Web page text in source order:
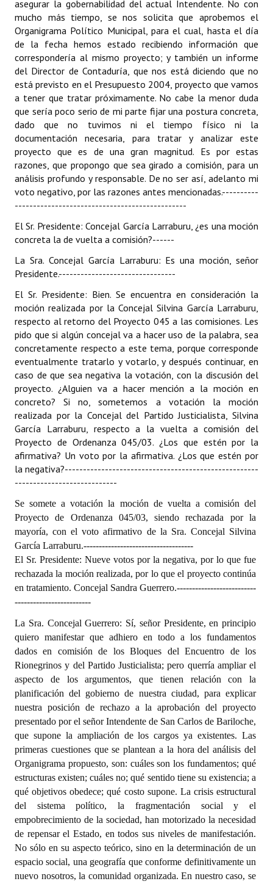
asegurar la gobernabilidad del actual Intendente. No con
mucho más tiempo, se nos solicita que aprobemos el
Organigrama Político Municipal, para el cual, hasta el día
de la fecha hemos estado recibiendo información que
correspondería al mismo proyecto; y también un informe
del Director de Contaduría, que nos está diciendo que no
está previsto en el Presupuesto 2004, proyecto que vamos
a tener que tratar próximamente. No cabe la menor duda
que sería poco serio de mi parte fijar una postura concreta,
dado que no tuvimos ni el tiempo físico ni la
documentación necesaria, para tratar y analizar este
proyecto que es de una gran magnitud. Es por estas
razones, que propongo que sea girado a comisión, para un
análisis profundo y responsable. De no ser así, adelanto mi
voto negativo, por las razones antes mencionadas.----------
-----------------------------------------------
El Sr. Presidente: Concejal García Larraburu, ¿es una moción
concreta la de vuelta a comisión?------
La Sra. Concejal García Larraburu: Es una moción, señor
Presidente.--------------------------------
El Sr. Presidente: Bien. Se encuentra en consideración la
moción realizada por la Concejal Silvina García Larraburu,
respecto al retorno del Proyecto 045 a las comisiones. Les
pido que si algún concejal va a hacer uso de la palabra, sea
concretamente respecto a este tema, porque corresponde
eventualmente tratarlo y votarlo, y después continuar, en
caso de que sea negativa la votación, con la discusión del
proyecto. ¿Alguien va a hacer mención a la moción en
concreto? Si no, sometemos a votación la moción
realizada por la Concejal del Partido Justicialista, Silvina
García Larraburu, respecto a la vuelta a comisión del
Proyecto de Ordenanza 045/03. ¿Los que estén por la
afirmativa? Un voto por la afirmativa. ¿Los que estén por
la negativa?-----------------------------------------------------
----------------------------
Se somete a votación la moción de vuelta a comisión del
Proyecto de Ordenanza 045/03, siendo rechazada por la
mayoría, con el voto afirmativo de la Sra. Concejal Silvina
García Larraburu.------------------------------------
El Sr. Presidente: Nueve votos por la negativa, por lo que fue
rechazada la moción realizada, por lo que el proyecto continúa
en tratamiento. Concejal Sandra Guerrero.--------------------------
-------------------------
La Sra. Concejal Guerrero: Sí, señor Presidente, en principio
quiero manifestar que adhiero en todo a los fundamentos
dados en comisión de los Bloques del Encuentro de los
Rionegrinos y del Partido Justicialista; pero querría ampliar el
aspecto de los argumentos, que tienen relación con la
planificación del gobierno de nuestra ciudad, para explicar
nuestra posición de rechazo a la aprobación del proyecto
presentado por el señor Intendente de San Carlos de Bariloche,
que supone la ampliación de los cargos ya existentes. Las
primeras cuestiones que se plantean a la hora del análisis del
Organigrama propuesto, son: cuáles son los fundamentos; qué
estructuras existen; cuáles no; qué sentido tiene su existencia; a
qué objetivos obedece; qué costo supone. La crisis estructural
del sistema político, la fragmentación social y el
empobrecimiento de la sociedad, han motorizado la necesidad
de repensar el Estado, en todos sus niveles de manifestación.
No sólo en su aspecto teórico, sino en la determinación de un
espacio social, una geografía que conforme definitivamente un
nuevo nosotros, la comunidad organizada. En nuestro caso, se